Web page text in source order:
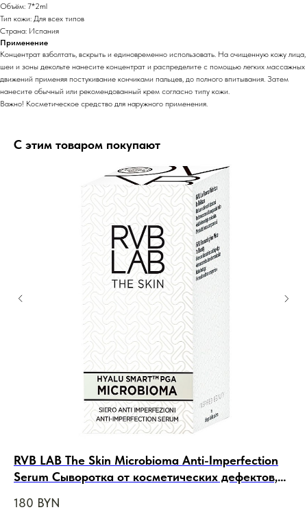
Объём: 7*2ml
Тип кожи: Для всех типов
Страна: Испания
Применение
Концентрат взболтать, вскрыть и единовременно использовать. На очищенную кожу лица,
шеи и зоны декольте нанесите концентрат и распределите с помощью легких массажных
движений применяя постукивание кончиками пальцев, до полного впитывания. Затем
нанесите обычный или рекомендованный крем согласно типу кожи.
Важно! Косметическое средство для наружного применения.
С этим товаром покупают
RVB LAB The Skin Microbioma Anti-Imperfection
Serum Сыворотка от косметических дефектов,
180 BYN